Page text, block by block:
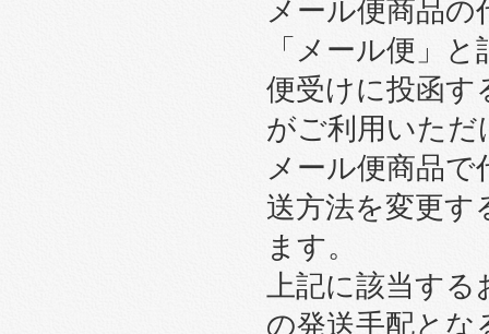
メール便商品の
「メール便」
便受けに投函す
がご利用いただ
メール便商品で
送方法を変更す
ます。
上記に該当する
の発送手配とな